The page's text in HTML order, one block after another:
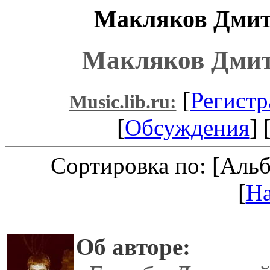
Макляков
Макляков
Music.lib.ru: [
[Обсуждения]
Сортировка по:
[
Об авторе: